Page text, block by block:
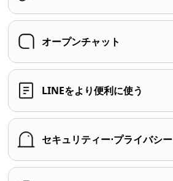
オープンチャット
LINEをより便利に使う
セキュリティー⋅プライバシー